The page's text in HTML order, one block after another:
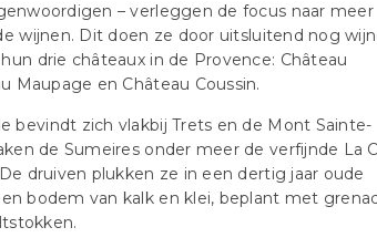
– verleggen de focus naar meer
wijnen. Dit doen ze door uitsluitend nog
drie châteaux in de Provence: Château
Maupage en Château Coussin.
bevindt zich vlakbij Trets en de Mont Sainte-
de Sumeires onder meer de verfijnde La
druiven plukken ze in een dertig jaar oude
bodem van kalk en klei, beplant met